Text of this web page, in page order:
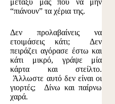
μεταξύ μας που να μην
“πιάνουν” τα χέρια της.
Δεν προλαβαίνεις να
ετοιμάσεις κάτι; Δεν
πειράζει αγόρασε έστω και
κάτι μικρό, γράψε μία
κάρτα και στείλτο.
Άλλωστε αυτό δεν είναι οι
γιορτές; Δίνω και παίρνω
χαρά.